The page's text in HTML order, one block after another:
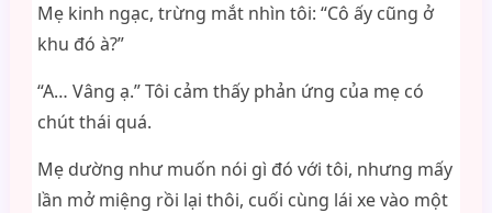
Mẹ kinh ngạc, trừng mắt nhìn tôi: “Cô ấy cũng ở
khu đó à?”
“A… Vâng ạ.” Tôi cảm thấy phản ứng của mẹ có
chút thái quá.
Mẹ dường như muốn nói gì đó với tôi, nhưng mấy
lần mở miệng rồi lại thôi, cuối cùng lái xe vào một